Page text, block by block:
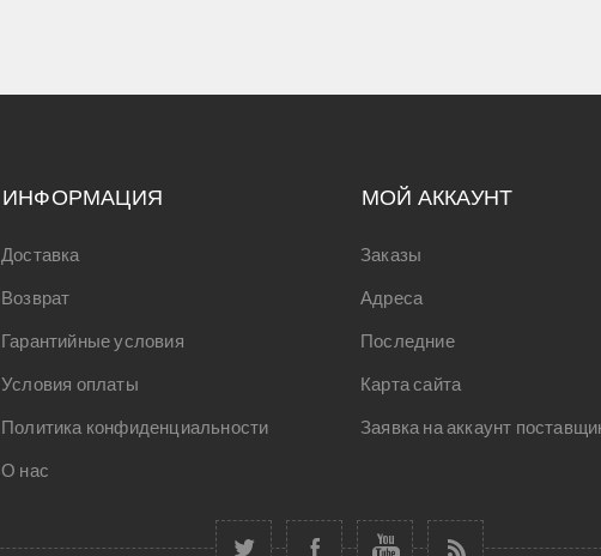
ИНФОРМАЦИЯ
Доставка
Возврат
Гарантийные условия
Условия оплаты
Политика конфиденциальности
О нас
МОЙ АККАУНТ
Заказы
Адреса
Последние
Карта сайта
Заявка на аккаунт